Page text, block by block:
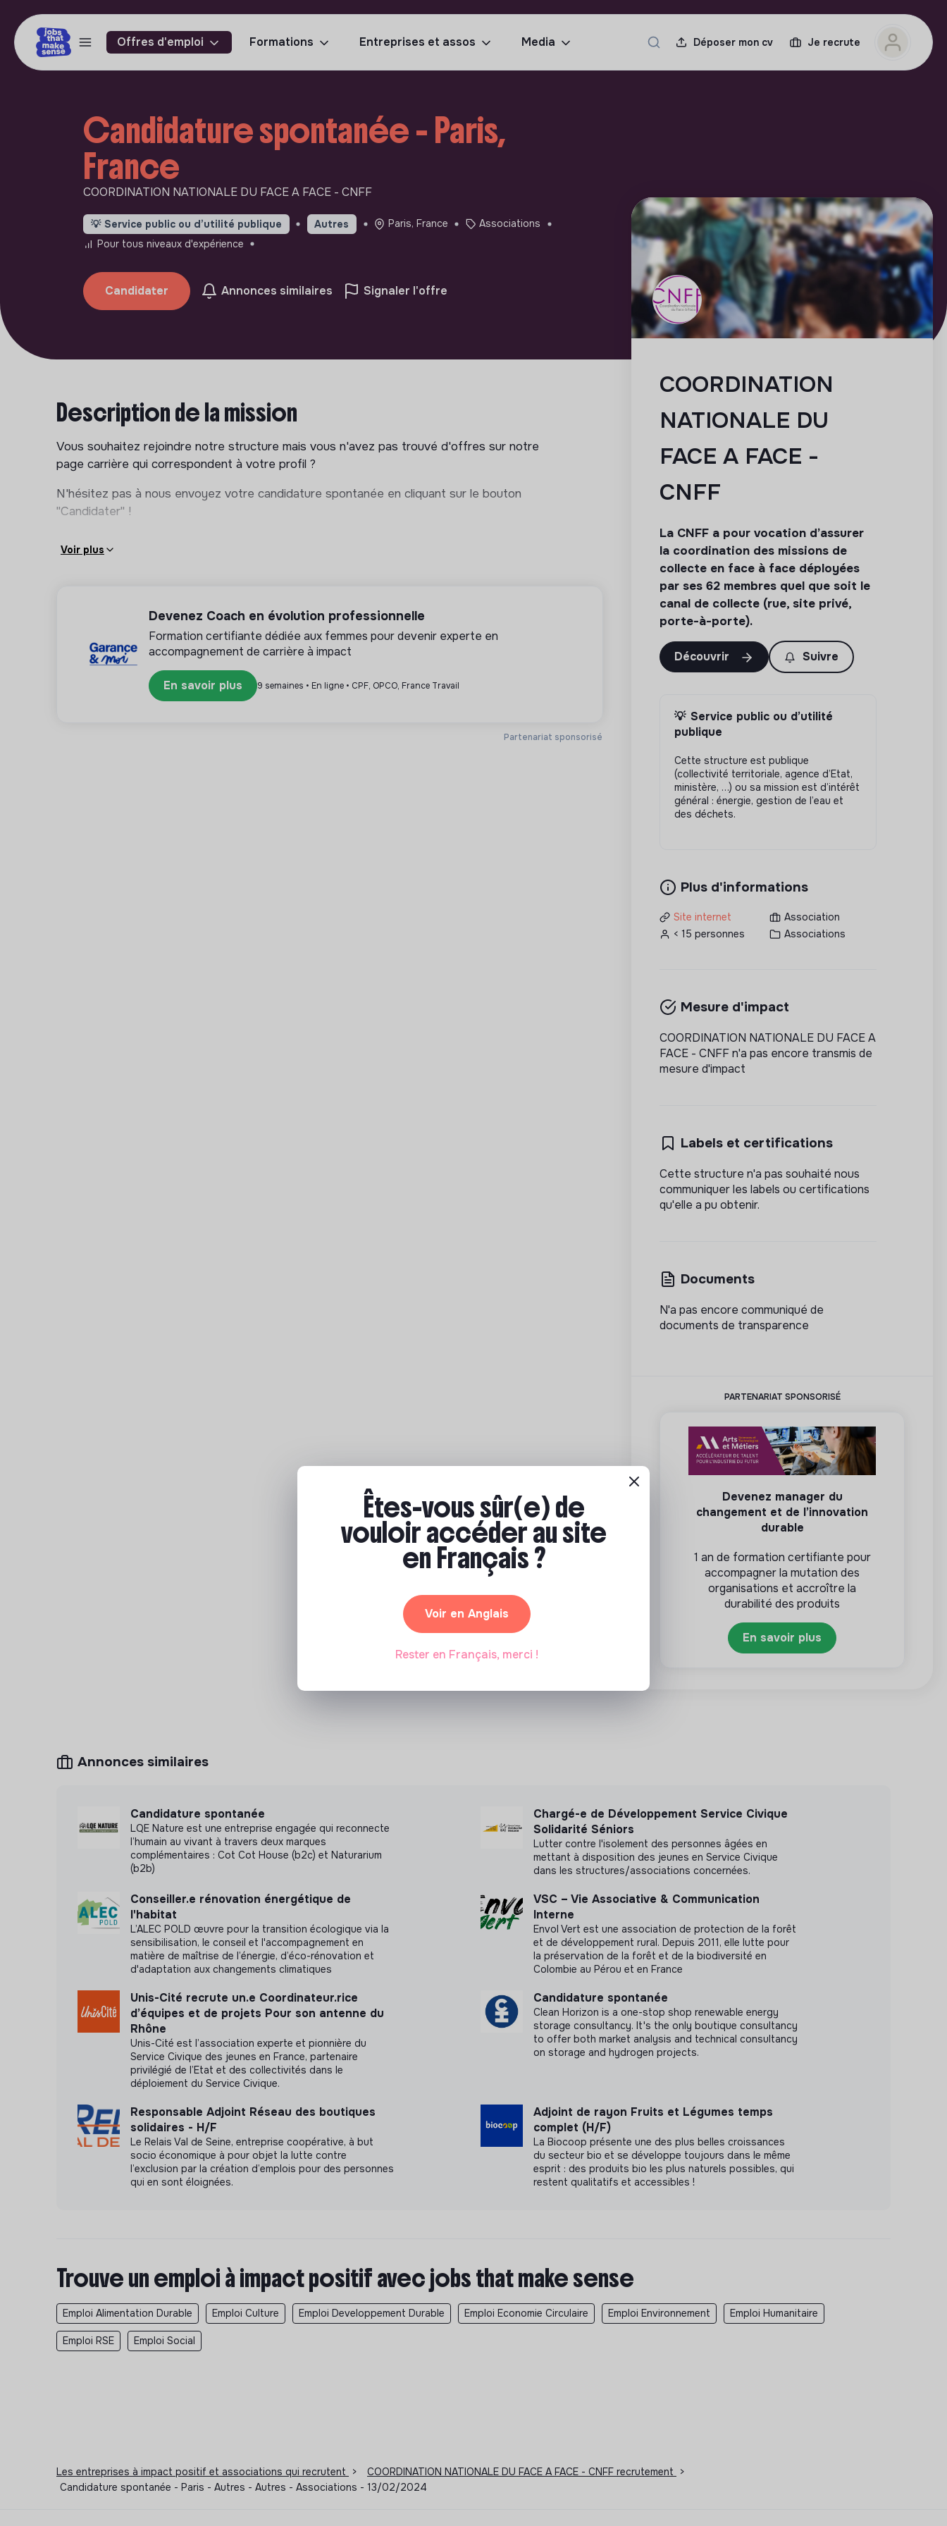
Offres d'emploi Formations Entreprises et assos Media Déposer mon cv Je recrute
Candidature spontanée - Paris,
France
COORDINATION NATIONALE DU FACE A FACE - CNFF
💡 Service public ou d’utilité publique Autres Paris, France
Associations
Pour tous niveaux d'expérience
Candidater Annonces similaires Signaler l'offre
Description de la mission
Vous souhaitez rejoindre notre structure mais vous n'avez pas trouvé d'offres sur notre
page carrière qui correspondent à votre profil ?
N'hésitez pas à nous envoyez votre candidature spontanée en cliquant sur le bouton
"Candidater" !
Voir plus
Partenariat sponsorisé
Devenez Coach en évolution professionnelle
Formation certifiante dédiée aux femmes pour devenir experte en
accompagnement de carrière à impact
En savoir plus 9 semaines • En ligne • CPF, OPCO, France Travail
COORDINATION
NATIONALE DU
FACE A FACE -
CNFF
La CNFF a pour vocation d’assurer
la coordination des missions de
collecte en face à face déployées
par ses 62 membres quel que soit le
canal de collecte (rue, site privé,
porte-à-porte).
Découvrir Suivre
💡 Service public ou d’utilité
publique
Cette structure est publique
(collectivité territoriale, agence d’Etat,
ministère, …) ou sa mission est d’intérêt
général : énergie, gestion de l’eau et
des déchets.
Plus d'informations
Site internet
Association
< 15 personnes
Associations
Mesure d'impact
COORDINATION NATIONALE DU FACE A
FACE - CNFF n'a pas encore transmis de
mesure d'impact
Labels et certifications
Cette structure n'a pas souhaité nous
communiquer les labels ou certifications
qu'elle a pu obtenir.
Documents
N'a pas encore communiqué de
documents de transparence
PARTENARIAT SPONSORISÉ
Devenez manager du
changement et de l’innovation
durable
1 an de formation certifiante pour
accompagner la mutation des
organisations et accroître la
durabilité des produits
En savoir plus
Annonces similaires
Candidature spontanée
LQE Nature est une entreprise engagée qui reconnecte
l’humain au vivant à travers deux marques
complémentaires : Cot Cot House (b2c) et Naturarium
(b2b)
Chargé-e de Développement Service Civique
Solidarité Séniors
Lutter contre l'isolement des personnes âgées en
mettant à disposition des jeunes en Service Civique
dans les structures/associations concernées.
Conseiller.e rénovation énergétique de
l'habitat
L’ALEC POLD œuvre pour la transition écologique via la
sensibilisation, le conseil et l'accompagnement en
matière de maîtrise de l’énergie, d’éco-rénovation et
d'adaptation aux changements climatiques
VSC – Vie Associative & Communication
Interne
Envol Vert est une association de protection de la forêt
et de développement rural. Depuis 2011, elle lutte pour
la préservation de la forêt et de la biodiversité en
Colombie au Pérou et en France
Unis-Cité recrute un.e Coordinateur.rice
d’équipes et de projets Pour son antenne du
Rhône
Unis-Cité est l’association experte et pionnière du
Service Civique des jeunes en France, partenaire
privilégié de l’Etat et des collectivités dans le
déploiement du Service Civique.
Candidature spontanée
Clean Horizon is a one-stop shop renewable energy
storage consultancy. It's the only boutique consultancy
to offer both market analysis and technical consultancy
on storage and hydrogen projects.
Responsable Adjoint Réseau des boutiques
solidaires - H/F
Le Relais Val de Seine, entreprise coopérative, à but
socio économique à pour objet la lutte contre
l’exclusion par la création d’emplois pour des personnes
qui en sont éloignées.
Adjoint de rayon Fruits et Légumes temps
complet (H/F)
La Biocoop présente une des plus belles croissances
du secteur bio et se développe toujours dans le même
esprit : des produits bio les plus naturels possibles, qui
restent qualitatifs et accessibles !
Trouve un emploi à impact positif avec jobs that make sense
Emploi Alimentation Durable Emploi Culture Emploi Developpement Durable Emploi Economie Circulaire Emploi Environnement Emploi Humanitaire
Emploi RSE Emploi Social
Les entreprises à impact positif et associations qui recrutent > COORDINATION NATIONALE DU FACE A FACE - CNFF recrutement
>
Candidature spontanée - Paris - Autres - Autres - Associations - 13/02/2024
Êtes-vous sûr(e) de
vouloir accéder au site
en Français ?
Voir en Anglais
Rester en Français, merci !